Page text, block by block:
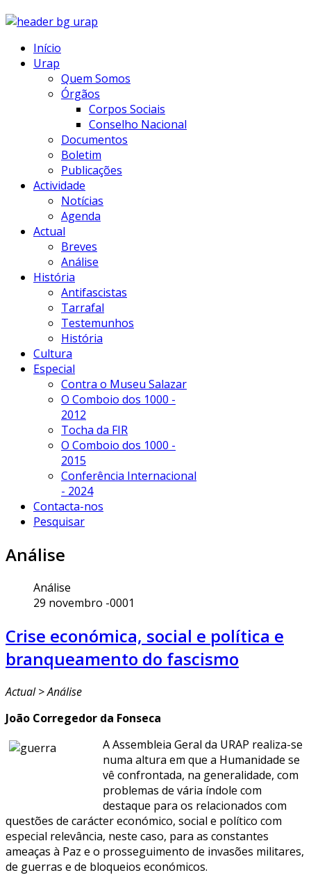
Início
Urap
Quem Somos
Órgãos
Corpos Sociais
Conselho Nacional
Documentos
Boletim
Publicações
Actividade
Notícias
Agenda
Actual
Breves
Análise
História
Antifascistas
Tarrafal
Testemunhos
História
Cultura
Especial
Contra o Museu Salazar
O Comboio dos 1000 -
2012
Tocha da FIR
O Comboio dos 1000 -
2015
Conferência Internacional
- 2024
Contacta-nos
Pesquisar
Análise
Análise
29 novembro -0001
Crise económica, social e política e
branqueamento do fascismo
Actual > Análise
João Corregedor da Fonseca
A Assembleia Geral da URAP realiza-se
numa altura em que a Humanidade se
vê confrontada, na generalidade, com
problemas de vária índole com
destaque para os relacionados com
questões de carácter económico, social e político com
especial relevância, neste caso, para as constantes
ameaças à Paz e o prosseguimento de invasões militares,
de guerras e de bloqueios económicos.